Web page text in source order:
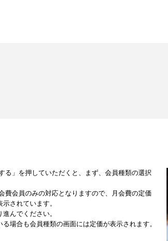
る」を押していただくと、まず、会員種類の選択
費会員のみの対応となりますので、月会費の定価
されています。
んでください。
場合も会員種類の画面には定価が表示されます。